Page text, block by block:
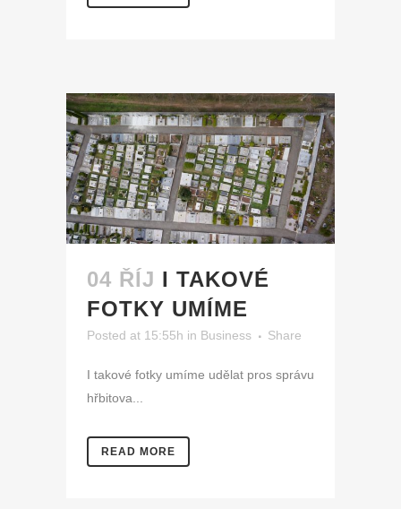
04 ŘÍJ I TAKOVÉ
FOTKY UMÍME
Posted at 15:55h in Business Share
I takové fotky umíme udělat pros správu
hřbitova...
READ MORE